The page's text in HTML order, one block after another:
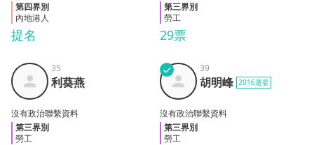
提名
第四界別
內地港人
29票
第三界別
勞工
利葵
燕
35
利葵燕
沒有政治聯繫資料
第三界別
勞工
胡明
峰
✓ 39
胡明峰 2016選委
沒有政治聯繫資料
第三界別
勞工